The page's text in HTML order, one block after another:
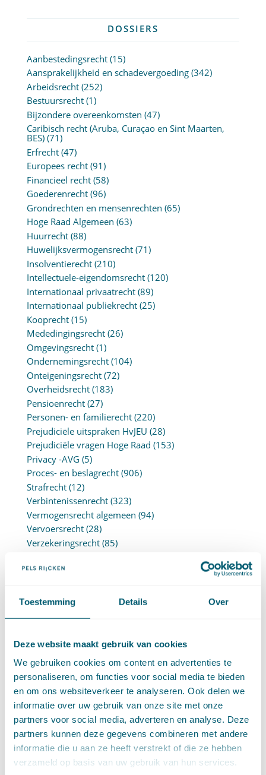
Toestemming Details Over
Deze website maakt gebruik van cookies
We gebruiken cookies om content en advertenties te
personaliseren, om functies voor social media te bieden
en om ons websiteverkeer te analyseren. Ook delen we
informatie over uw gebruik van onze site met onze
partners voor social media, adverteren en analyse. Deze
partners kunnen deze gegevens combineren met andere
informatie die u aan ze heeft verstrekt of die ze hebben
verzameld op basis van uw gebruik van hun services.
DOSSIERS
Aanbestedingsrecht(15)
Aansprakelijkheid en schadevergoeding(342)
Arbeidsrecht(252)
Bestuursrecht(1)
Bijzondere overeenkomsten (47)
Caribisch recht (Aruba, Curaçao en Sint Maarten,
BES)(71)
Erfrecht(47)
Europees recht(91)
Financieel recht(58)
Goederenrecht(96)
Grondrechten en mensenrechten (65)
Hoge Raad Algemeen (63)
Huurrecht(88)
Huwelijksvermogensrecht(71)
Insolventierecht(210)
Intellectuele-eigendomsrecht(120)
Internationaal privaatrecht(89)
Internationaal publiekrecht(25)
Kooprecht(15)
Mededingingsrecht(26)
Omgevingsrecht(1)
Ondernemingsrecht(104)
Onteigeningsrecht(72)
Overheidsrecht(183)
Pensioenrecht(27)
Personen- en familierecht(220)
Prejudiciële uitspraken HvJEU (28)
Prejudiciële vragen Hoge Raad (153)
Privacy -AVG (5)
Proces- en beslagrecht(906)
Strafrecht(12)
Verbintenissenrecht(323)
Vermogensrecht algemeen (94)
Vervoersrecht(28)
Verzekeringsrecht(85)
Wvggz – Wzd (Wet Bopz oud)
ARCHIEF
augustus (1)
juli (7)
juni (15)
mei (7)
april (11)
maart (17)
februari (16)
januari (14)
2025 (153)
december (15)